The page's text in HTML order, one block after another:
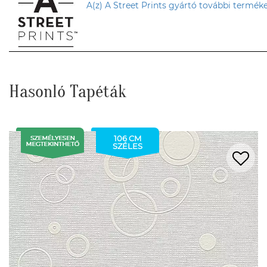
A(z) A Street Prints gyártó további
Hasonló Tapéták
106 CM
SZÉLES